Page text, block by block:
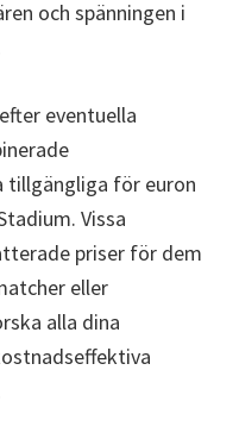
och spänningen i
eventuella
tillgängliga för euron
Vissa
priser för dem
eller
alla dina